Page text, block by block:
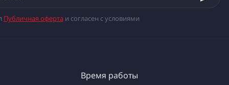
Публичная офертаи согласен с условиями
Время работы